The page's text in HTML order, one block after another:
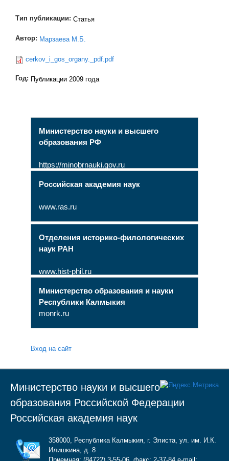
Тип публикации: Статья
Автор: Марзаева М.Б.
cerkov_i_gos_organy._pdf.pdf
Год: Публикации 2009 года
Министерство науки и высшего
образования РФ
https://minobrnauki.gov.ru
Российская академия наук
www.ras.ru
Отделения историко-филологических
наук РАН
www.hist-phil.ru
Министерство образования и науки
Республики Калмыкия
monrk.ru
Вход на сайт
Министерство науки и высшего
образования Российской Федерации
Российская академия наук
358000, Республика Калмыкия, г. Элиста, ул. им. И.К.
Илишкина, д. 8